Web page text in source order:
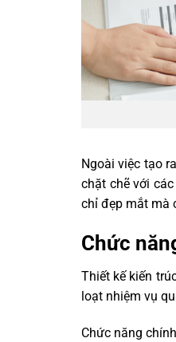
Ngoài việc tạo
chặt chẽ với
chỉ đẹp mắt mà
Chức
Thiết kế kiến
loạt nhiệm vụ
Chức năng